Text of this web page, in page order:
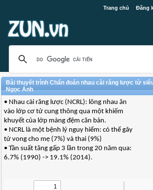
Trang chủ Đăng
Bài thuyết trình Chẩn đoán nhau cài răng lược từ
Ngọc Ánh
• Nhau cài răng lược (NCRL): lông nhau ăn
vào lớp cơ tử cung thông qua một khiếm
khuyết của lớp màng đệm căn bản.
• NCRL là một bệnh lý nguy hiểm: có thể gây
tử vong cho mẹ (7%) và thai (9%)
• Tần suất tăng gấp 3 lần trong 20 năm qua:
6.7% (1990) -> 19.1% (2014).